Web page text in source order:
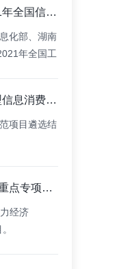
映目再获大奖！2021年全国信息消费产品创新奖！
化部、湖南
年全国工
的新产品、
会议新经济
息消费产品
映目入选2020年新型信息消费示范项目
项目遴选结
“科技助力经济2020”重点专项拟立项项目公示
经济